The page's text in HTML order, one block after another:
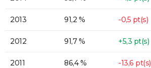
2013 91,2 % -0,5 pt(s)
2012 91,7 % +5,3 pt(s)
2011 86,4 % -13,6 pt(s)